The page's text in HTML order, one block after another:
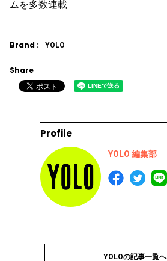
ムを多数連載
Brand : YOLO
Share
Profile
YOLO 編集部
YOLOの記事一覧へ